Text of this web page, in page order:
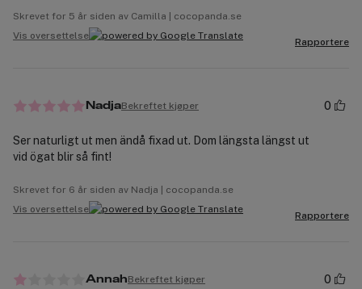
Skrevet for 5 år siden av Camilla | cocopanda.se
Vis oversettelse
Rapportere
NadjaBekreftet kjøper 0
Ser naturligt ut men ändå fixad ut. Dom längsta längst ut
vid ögat blir så fint!
Skrevet for 6 år siden av Nadja | cocopanda.se
Vis oversettelse
Rapportere
AnnahBekreftet kjøper 0